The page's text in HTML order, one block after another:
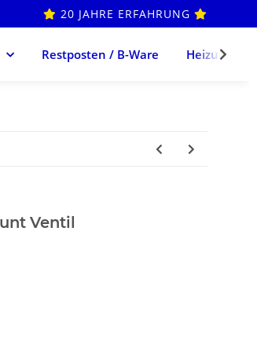
20 JAHRE ERFAHRUNG
Restposten / B-Ware Heizung
Ventil